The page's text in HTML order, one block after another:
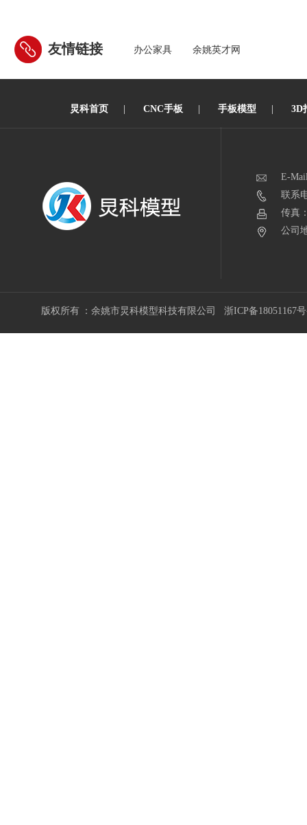
友情链接 办公家具 余姚英才网
炅科首页 CNC手板 手板模型 3D
E-
联系
传真
公司
版权所有 ：余姚市炅科模型科技有限公司 浙ICP备18051167